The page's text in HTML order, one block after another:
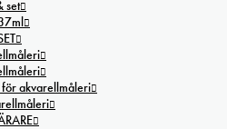
set
för akvarellmåleri